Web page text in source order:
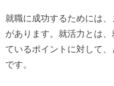
就職に成功するためには
があります。就活力とは
ているポイントに対して
です。